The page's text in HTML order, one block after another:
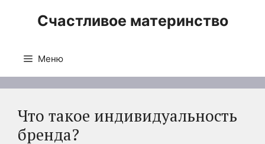
Счастливое материнство
Меню
Что такое индивидуальность
бренда?